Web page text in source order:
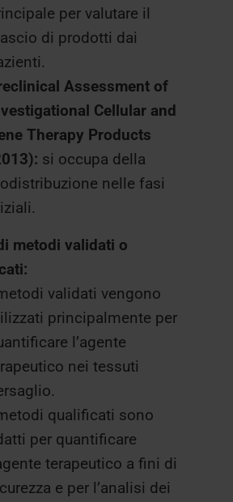
per valutare il
di prodotti dai
Assessment of
Cellular and
Therapy Products
si occupa della
nelle fasi
metodi validati o
metodi validati vengono
principalmente per
l’agente
nei tessuti
metodi qualificati sono
per quantificare
terapeutico a fini di
e per l’analisi dei